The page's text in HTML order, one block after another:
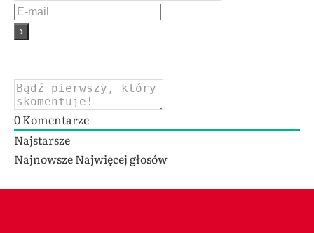
0Komentarze
Najstarsze
NajnowszeNajwięcej głosów